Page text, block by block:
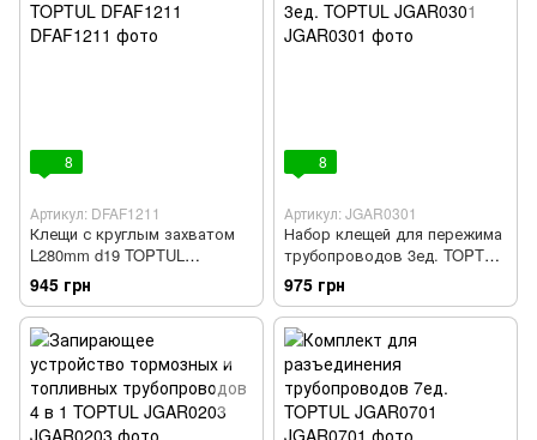
8
Артикул: DFAF1211
Клещи с круглым захватом
L280mm d19 TOPTUL
DFAF1211
945 грн
8
Артикул: JGAR0301
Набор клещей для пережима
трубопроводов 3ед. TOPTUL
JGAR0301
975 грн